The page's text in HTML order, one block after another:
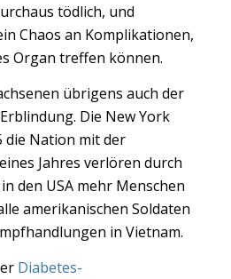
tödlich, und
Chaos an Komplikationen,
Organ treffen können.
übrigens auch der
Die New York
die Nation mit der
Jahres verlören durch
den USA mehr Menschen
amerikanischen Soldaten
in Vietnam.
Diabetes-